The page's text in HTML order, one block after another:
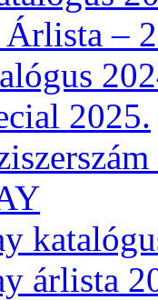
–
2025.
árlista